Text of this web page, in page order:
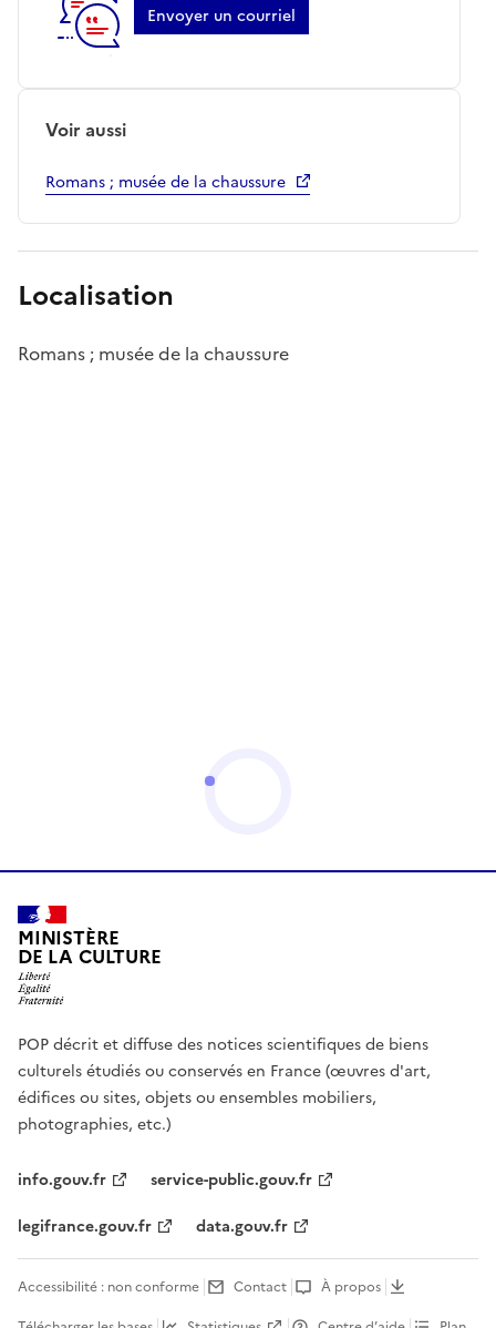
Envoyer un courriel
Voir aussi
Romans ; musée de la chaussure
Localisation
Romans ; musée de la chaussure
MINISTÈRE
DE LA CULTURE
POP décrit et diffuse des notices scientifiques de biens
culturels étudiés ou conservés en France (œuvres d'art,
édifices ou sites, objets ou ensembles mobiliers,
photographies, etc.)
info.gouv.fr
service-public.gouv.fr
legifrance.gouv.fr
data.gouv.fr
Accessibilité : non conforme Contact
À propos